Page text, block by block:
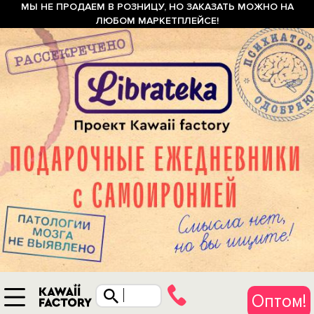
МЫ НЕ ПРОДАЕМ В РОЗНИЦУ, НО ЗАКАЗАТЬ МОЖНО НА
ЛЮБОМ МАРКЕТПЛЕЙСЕ!
Оптом!